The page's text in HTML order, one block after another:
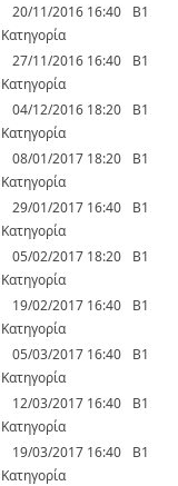
20/11/2016 16:40
Β1
Κατηγορία
27/11/2016 16:40
Β1
Κατηγορία
04/12/2016 18:20
Β1
Κατηγορία
08/01/2017 18:20
Β1
Κατηγορία
29/01/2017 16:40
Β1
Κατηγορία
05/02/2017 18:20
Β1
Κατηγορία
19/02/2017 16:40
Β1
Κατηγορία
05/03/2017 16:40
Β1
Κατηγορία
12/03/2017 16:40
Β1
Κατηγορία
19/03/2017 16:40
Β1
Κατηγορία